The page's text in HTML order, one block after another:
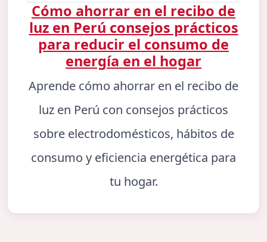
Cómo ahorrar en el recibo de
luz en Perú consejos prácticos
para reducir el consumo de
energía en el hogar
Aprende cómo ahorrar en el recibo de
luz en Perú con consejos prácticos
sobre electrodomésticos, hábitos de
consumo y eficiencia energética para
tu hogar.